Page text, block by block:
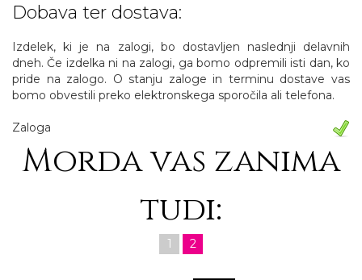
Dobava ter dostava:
Izdelek, ki je na zalogi, bo dostavljen naslednji delavnih
dneh. Če izdelka ni na zalogi, ga bomo odpremili isti dan, ko
pride na zalogo. O stanju zaloge in terminu dostave vas
bomo obvestili preko elektronskega sporočila ali telefona.
Zaloga
Morda vas zanima
tudi:
1 2